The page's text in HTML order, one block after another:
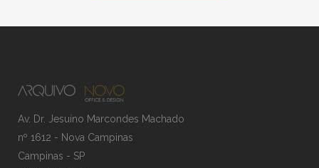
Av. Dr. Jesuíno Marcondes Machado
nº 1612 - Nova Campinas
Campinas - SP